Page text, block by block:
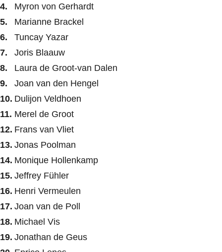
Myron von Gerhardt
Marianne Brackel
Tuncay Yazar
Joris Blaauw
Laura de Groot-van Dalen
Joan van den Hengel
Dulijon Veldhoen
Merel de Groot
Frans van Vliet
Jonas Poolman
Monique Hollenkamp
Jeffrey Fühler
Henri Vermeulen
Joan van de Poll
Michael Vis
Jonathan de Geus